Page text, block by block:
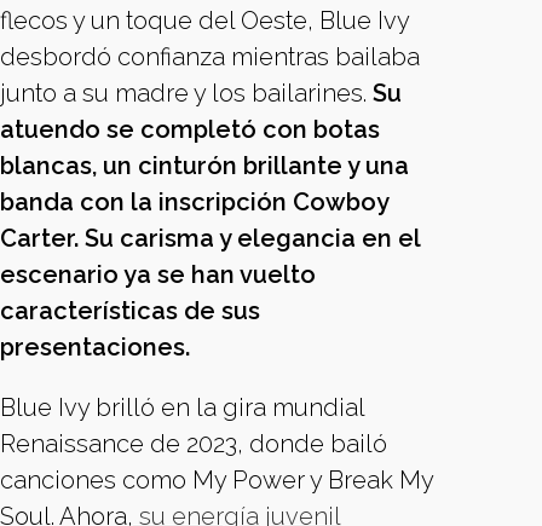
flecos y un toque del Oeste, Blue Ivy
desbordó confianza mientras bailaba
junto a su madre y los bailarines. Su
atuendo se completó con botas
blancas, un cinturón brillante y una
banda con la inscripción Cowboy
Carter. Su carisma y elegancia en el
escenario ya se han vuelto
características de sus
presentaciones.
Blue Ivy brilló en la gira mundial
Renaissance de 2023, donde bailó
canciones como My Power y Break My
Soul. Ahora, su energía juvenil